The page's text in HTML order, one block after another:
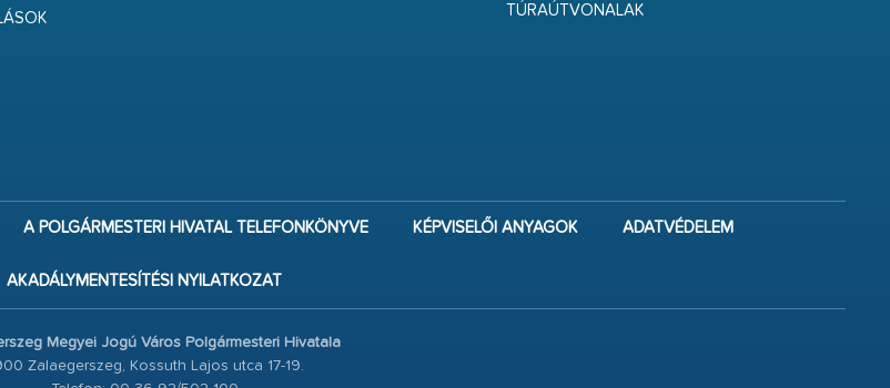
TÚRAÚTVONALAK
A POLGÁRMESTERI HIVATAL TELEFONKÖNYVE KÉPVISELŐI ANYAGOK ADATVÉDELEM
AKADÁLYMENTESÍTÉSI NYILATKOZAT
Megyei Jogú Város Polgármesteri Hivatala
Zalaegerszeg, Kossuth Lajos utca 17-19.